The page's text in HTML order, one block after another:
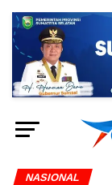
NASIONAL